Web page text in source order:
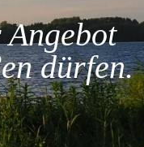
dürfen.